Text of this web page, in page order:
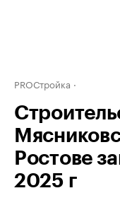
PROСтройка
Ростове
2025 г